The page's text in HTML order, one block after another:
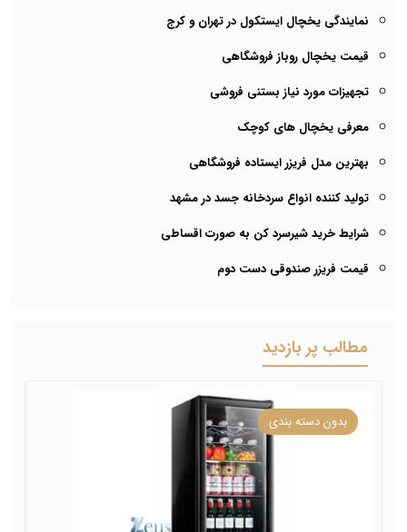
نمایندگی یخچال ایستکول در تهران و کرج
قیمت یخچال روباز فروشگاهی
تجهیزات مورد نیاز بستنی فروشی
معرفی یخچال های کوچک
بهترین مدل فریزر ایستاده فروشگاهی
تولید کننده انواع سردخانه جسد در مشهد
شرایط خرید شیرسرد کن به صورت اقساطی
قیمت فریزر صندوقی دست دوم
مطالب پر بازدید
بدون دسته بندی